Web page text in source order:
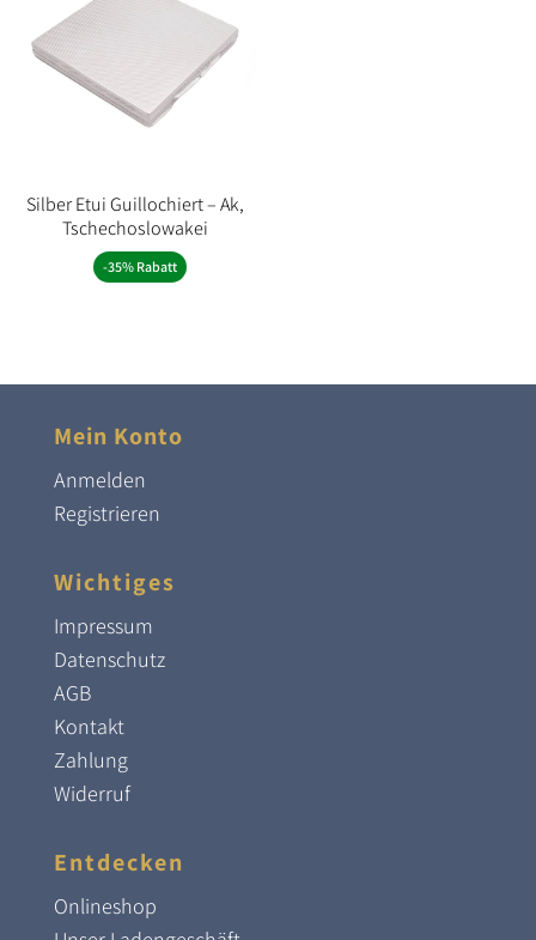
Silber Etui Guillochiert – Ak,
Tschechoslowakei
-35% Rabatt
Mein Konto
Anmelden
Registrieren
Wichtiges
Impressum
Datenschutz
AGB
Kontakt
Zahlung
Widerruf
Entdecken
Onlineshop